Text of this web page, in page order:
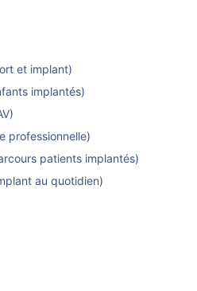
et implant)
implantés)
professionnelle)
patients implantés)
au quotidien)